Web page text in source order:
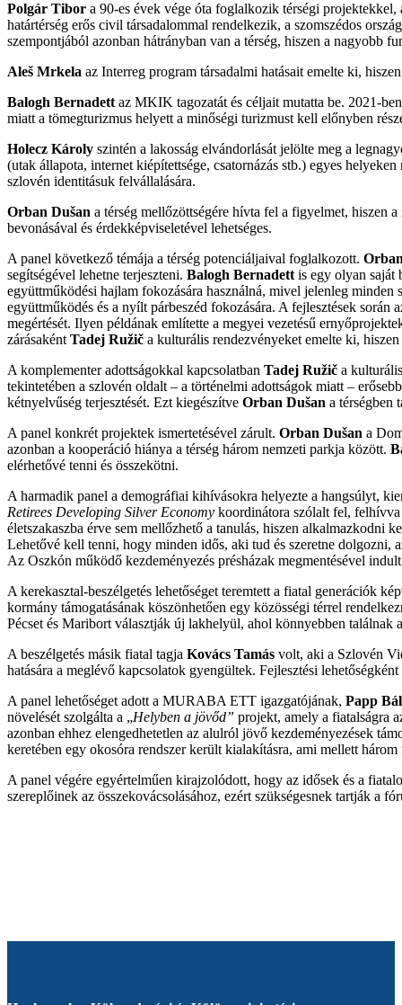
Polgár Tibor a 90-es évek vége óta foglalkozik térségi
határtérség erős civil társadalommal rendelkezik, a szomszédos
szempontjából azonban hátrányban van a térség, hiszen a nagyobb
Aleš Mrkela az Interreg program társadalmi hatásait emelte ki,
Balogh Bernadettaz MKIK tagozatát és céljait mutatta be. 2021-
miatt a tömegturizmus helyett a minőségi turizmust kell előnyben
Holecz Károly szintén a lakosság elvándorlását jelölte meg a
(utak állapota, internet kiépítettsége, csatornázás stb.) egyes
szlovén identitásuk felvállalására.
Orban Dušan a térség mellőzöttségére hívta fel a figyelmet, hiszen
bevonásával és érdekképviseletével lehetséges.
A panel következő témája a térség potenciáljaival foglalkozott.
segítségével lehetne terjeszteni. Balogh Bernadettis egy olyan saját
együttműködési hajlam fokozására használná, mivel jelenleg
együttműködés és a nyílt párbeszéd fokozására. A fejlesztések
megértését. Ilyen példának említette a megyei vezetésű
zárásakéntTadej Ružič a kulturális rendezvényeket emelte ki,
A komplementer adottságokkal kapcsolatban Tadej Ružič a
tekintetében a szlovén oldalt – a történelmi adottságok miatt –
kétnyelvűség terjesztését. Ezt kiegészítve Orban Dušan a térségben
A panel konkrét projektek ismertetésével zárult. Orban Dušan a
azonban a kooperáció hiánya a térség három nemzeti parkja között.
elérhetővé tenni és összekötni.
A harmadik panel a demográfiai kihívásokra helyezte a hangsúlyt,
Retirees Developing Silver Economy koordinátora szólalt fel, felhívva
életszakaszba érve sem mellőzhető a tanulás, hiszen
Lehetővé kell tenni, hogy minden idős, aki tud és szeretne dolgozni,
Az Oszkón működő kezdeményezés présházak megmentésével
A kerekasztal-beszélgetés lehetőséget teremtett a fiatal generációk
kormány támogatásának köszönhetően egy közösségi térrel
Pécset és Maribort választják új lakhelyül, ahol könnyebben találnak
A beszélgetés másik fiatal tagja Kovács Tamás volt, aki a Szlovén
hatására a meglévő kapcsolatok gyengültek. Fejlesztési
A panel lehetőséget adott a MURABA ETT igazgatójának, Papp
növelését szolgálta a „Helyben a jövőd” projekt, amely a fiatalságra
azonban ehhez elengedhetetlen az alulról jövő kezdeményezések
keretében egy okosóra rendszer került kialakításra, ami mellett
A panel végére egyértelműen kirajzolódott, hogy az idősek és a
szereplőinek az összekovácsolásához, ezért szükségesnek tartják a